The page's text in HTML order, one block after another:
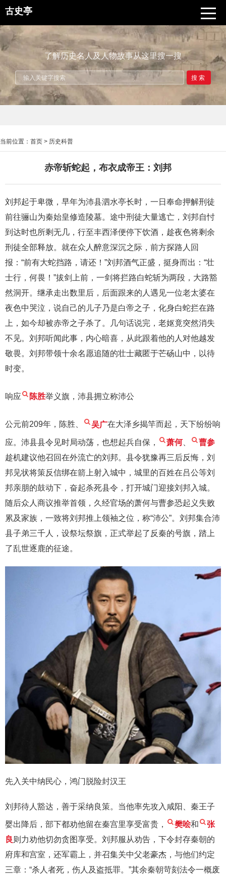
古史亭
了解历史名人及人物故事从这里搜一搜
搜索
当前位置： 首页 > 历史科普
赤帝斩蛇起，布衣成帝王：刘邦
刘邦起于卑微，早年为沛县泗水亭长时，一日奉命押解刑徒
前往骊山为秦始皇修造陵墓。途中刑徒大量逃亡，刘邦自忖
到达时也所剩无几，行至丰西泽便停下饮酒，趁夜色将剩余
刑徒全部释放。就在众人醉意深沉之际，前方探路人回
报：“前有大蛇挡路，请还！”刘邦酒气正盛，挺身而出：“壮
士行，何畏！”拔剑上前，一剑将拦路白蛇斩为两段，大路豁
然洞开。继承走出数里后，后面跟来的人遇见一位老太婆在
夜色中哭泣，说自己的儿子乃是白帝之子，化身白蛇拦在路
上，如今却被赤帝之子杀了。几句话说完，老妪竟突然消失
不见。刘邦听闻此事，内心暗喜，从此跟着他的人对他越发
敬畏。刘邦带领十余名愿追随的壮士藏匿于芒砀山中，以待
时变。
响应 陈胜举义旗，沛县拥立称沛公
公元前209年，陈胜、 吴广在大泽乡揭竿而起，天下纷纷响
应。沛县县令见时局动荡，也想起兵自保， 萧何、
曹参
趁机建议他召回在外流亡的刘邦。县令犹豫再三后反悔，刘
邦见状将策反信绑在箭上射入城中，城里的百姓在吕公等刘
邦亲朋的鼓动下，奋起杀死县令，打开城门迎接刘邦入城。
随后众人商议推举首领，久经官场的萧何与曹参恐起义失败
累及家族，一致将刘邦推上领袖之位，称“沛公”。刘邦集合沛
县子弟三千人，设祭坛祭旗，正式举起了反秦的号旗，踏上
了乱世逐鹿的征途。
先入关中纳民心，鸿门脱险封汉王
刘邦待人豁达，善于采纳良策。当他率先攻入咸阳、秦王子
婴出降后，部下都劝他留在秦宫里享受富贵， 樊哙和
张
良 则力劝他切勿贪图享受。刘邦服从劝告，下令封存秦朝的
府库和宫室，还军霸上，并召集关中父老豪杰，与他们约定
三章：“杀人者死，伤人及盗抵罪。”其余秦朝苛刻法令一概废